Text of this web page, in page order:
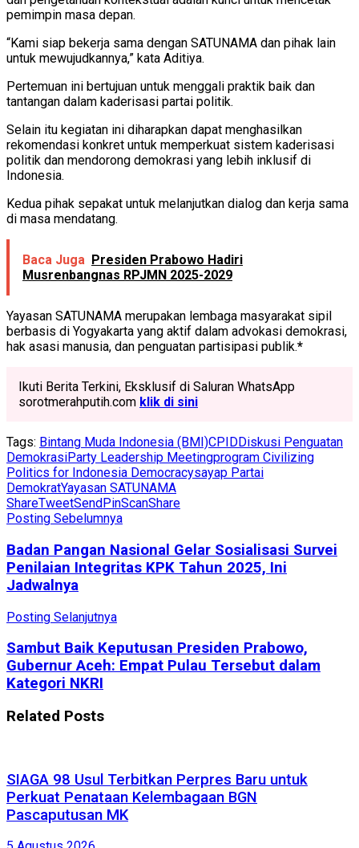
pemimpin masa depan.
“Kami siap bekerja sama dengan SATUNAMA dan pihak lain
untuk mewujudkannya,” kata Aditiya.
Pertemuan ini bertujuan untuk menggali praktik baik dan
tantangan dalam kaderisasi partai politik.
Selain itu kegiatan ini diharapkan dapat menghasilkan
rekomendasi konkret untuk memperkuat sistem kaderisasi
politik dan mendorong demokrasi yang lebih inklusif di
Indonesia.
Kedua pihak sepakat untuk melanjutkan dialog dan kerja sama
di masa mendatang.
Baca Juga Presiden Prabowo Hadiri
Musrenbangnas RPJMN 2025-2029
Yayasan SATUNAMA merupakan lembaga masyarakat sipil
berbasis di Yogyakarta yang aktif dalam advokasi demokrasi,
hak asasi manusia, dan penguatan partisipasi publik.*
Ikuti Berita Terkini, Eksklusif di Saluran WhatsApp
sorotmerahputih.com klik di sini
Tags: Bintang Muda Indonesia (BMI)CPIDDiskusi Penguatan
DemokrasiParty Leadership Meetingprogram Civilizing
Politics for Indonesia Democracysayap Partai
DemokratYayasan SATUNAMA
ShareTweetSend PinScanShare
Posting Sebelumnya
Badan Pangan Nasional Gelar Sosialisasi Survei
Penilaian Integritas KPK Tahun 2025, Ini
Jadwalnya
Posting Selanjutnya
Sambut Baik Keputusan Presiden Prabowo,
Gubernur Aceh: Empat Pulau Tersebut dalam
Kategori NKRI
Related Posts
SIAGA 98 Usul Terbitkan Perpres Baru untuk
Perkuat Penataan Kelembagaan BGN
Pascaputusan MK